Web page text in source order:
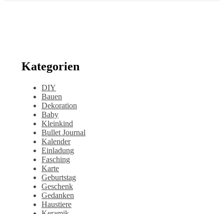
Kategorien
DIY
Bauen
Dekoration
Baby
Kleinkind
Bullet Journal
Kalender
Einladung
Fasching
Karte
Geburtstag
Geschenk
Gedanken
Haustiere